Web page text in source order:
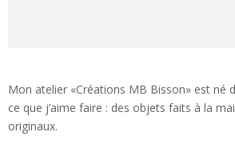
Mon atelier «Créations MB Bisson» est né
ce que j’aime faire : des objets faits à la
originaux.